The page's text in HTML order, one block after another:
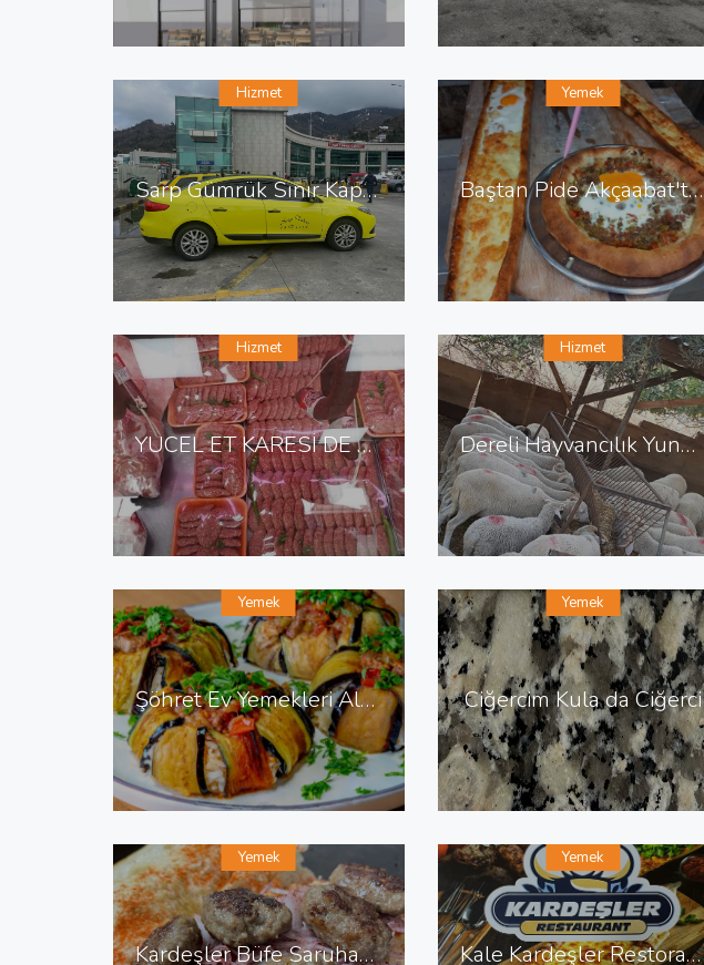
Sarp Gümrük Sınır Kapısı Taksi Sarp Sınır Kapısı En Yakın Taksi
Hizmet
Baştan Pide Akçaabat'ta Pide Salonu
Yemek
YÜCEL ET KARESİ DE ET KASAP
Hizmet
Dereli Hayvancılık Yunus Emre de Hayvancılık Besicilik
Hizmet
Şöhret Ev Yemekleri Altınordu da Ev Yemekleri
Yemek
Ciğercim Kula da Ciğerci
Yemek
Kardeşler Büfe Saruhanlı da Büfe
Yemek
Kale Kardeşler Restoran Pide Çorba Izgara Sulu Yemek
Yemek